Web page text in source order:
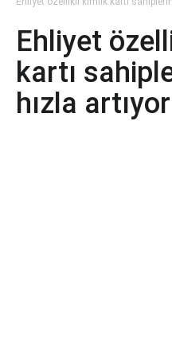
Ehliyet
kartı
hızla artıyor